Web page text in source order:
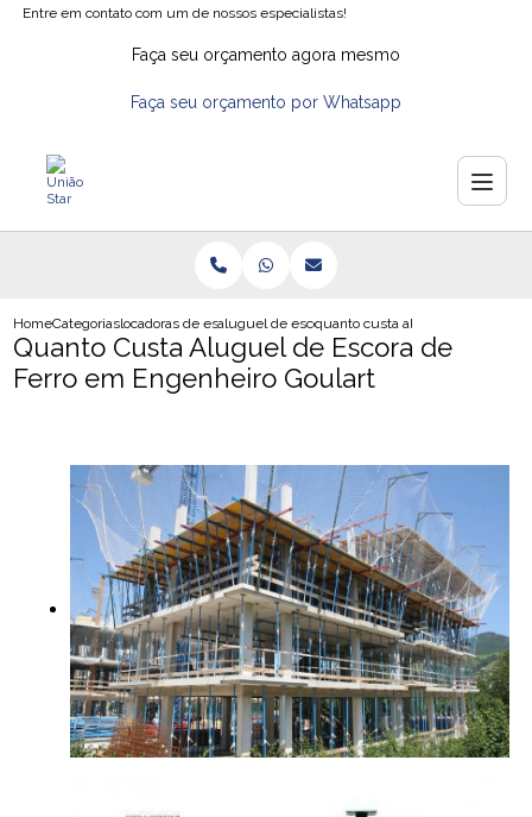
Entre em contato com um de nossos especialistas!
Faça seu orçamento agora mesmo
Faça seu orçamento por Whatsapp
HomeCategoriaslocadoras de escorasaluguel de escoramento para obra
quanto custa aluguel de escora
Quanto Custa Aluguel de Escora de
Ferro em Engenheiro Goulart